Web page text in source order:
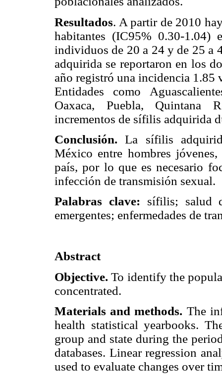
Resultados. A partir de 2010
habitantes (IC95% 0.30-1.04)
individuos de 20 a 24 y de 25 a
adquirida se reportaron en los
año registró una incidencia 1.85
Entidades como
Oaxaca, Puebla, Quintana
incrementos de sífilis adquirida
Conclusión. La sífilis
México entre hombres
país, por lo que es necesario
infección de transmisión sexual.
Palabras clave: sífilis; salud
emergentes; enfermedades de
Abstract
Objective. To identify the
concentrated.
Materials and methods. The
health statistical yearbooks.
group and state during the
databases. Linear regression
used to evaluate changes over